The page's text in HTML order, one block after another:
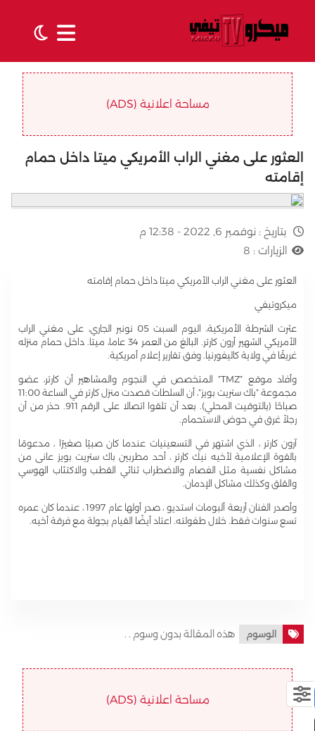
مساحة اعلانية (ADS)
العثور على مغني الراب الأمريكي ميتا داخل حمام
إقامته
بتاريخ : نوفمبر 6, 2022 - 12:38 م
الزيارات : 8
العثور على مغني الراب الأمريكي ميتا داخل حمام إقامته
ميكروتيفي
عثرت الشرطة الأمريكية، اليوم السبت 05 نونبر الجاري، على مغني الراب
الأمريكي الشهير أرون كارتر. البالغ من العمر 34 عاما، ميتا. داخل حمام منزله
غريقًا في ولاية كاليفورنيا. وفق تقارير إعلام أمريكية.
وأفاد موقع ”TMZ” المتخصص في النجوم والمشاهير أن كارتر، عضو
مجموعة ”باك ستريت بويز”، أن السلطات قصدت منزل كارتر في الساعة 11:00
صباحًا (بالتوقيت المحلي). بعد أن تلقوا اتصالا على الرقم 911. حذر من أن
رجلاً غرق في حوض الاستحمام.
آرون كارتر ، الذي اشتهر في التسعينيات عندما كان صبيًا صغيرًا ، مدعومًا
بالقوة الإعلامية لأخيه نيك كارتر ، أحد مطربين باك ستريت بويز عانى من
مشاكل نفسية مثل الفصام والاضطراب ثنائي القطب والاكتئاب الهوسي
والقلق وكذلك مشاكل الإدمان.
وأصدر الفنان أربعة ألبومات استديو ، صدر أولها عام 1997 ، عندما كان عمره
تسع سنوات فقط. خلال طفولته. اعتاد أيضًا القيام بجولة مع فرقة أخيه.
الوسوم هذه المقالة بدون وسوم . .
مساحة اعلانية (ADS)